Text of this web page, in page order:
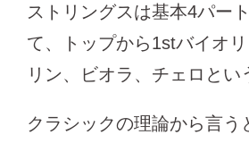
ストリングスは基本4パー
て、トップから1stバイオ
リン、ビオラ、チェロとい
クラシックの理論から言う